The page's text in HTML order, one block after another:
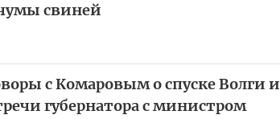
свиней
с Комаровым о спуске Волги и
губернатора с министром